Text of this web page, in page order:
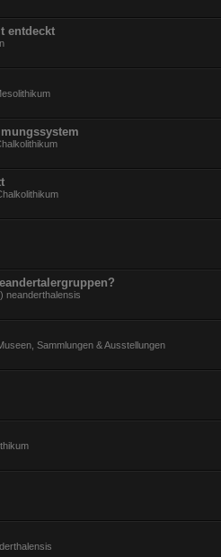
entdeckt
neanderthalensis
Sammlungen & Ausstellungen